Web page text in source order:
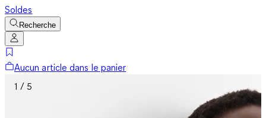
Soldes
Recherche
Aucun article dans le panier
1 / 5